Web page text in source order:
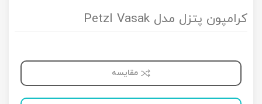
کرامپون پتزل مدل Petzl Vasak
مقایسه